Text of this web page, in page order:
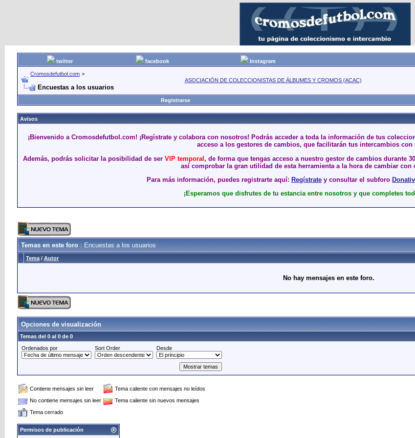
twitter facebook Instagram
Cromosdefutbol.com >
ASOCIACIÓN DE COLECCIONISTAS DE ÁLBUMES Y CROMOS (ACAC)
Encuestas a los usuarios
Registrarse
Avisos
¡Bienvenido a Cromosdefutbol.com! ¡Regístrate y colabora con nosotros! Podrás acceder a toda la información de tus
acceso a los gestores de cambios, que facilitarán tus intercambios con
Además, podrás solicitar la posibilidad de ser VIP temporal, de forma que tengas acceso a nuestro gestor de cambios durante
así comprobar la gran utilidad de esta herramienta a la hora de cambiar con
Para más información, puedes registrarte aquí: Regístrate y consultar el subforo
¡Esperamos que disfrutes de tu estancia entre nosotros y que completes
Temas en este foro : Encuestas a los usuarios
Tema / Autor
No hay mensajes en este foro.
Opciones de visualización
Temas del 0 al 0 de 0
Ordenados por
Sort Order Desde
Contiene mensajes sin leer
Tema caliente con mensajes no leídos
No contiene mensajes sin leer
Tema caliente sin nuevos mensajes
Tema cerrado
Permisos de publicación